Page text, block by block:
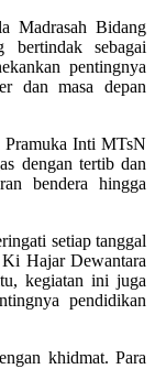
Madrasah Bidang
bertindak sebagai
pentingnya
dan masa depan
Pramuka Inti MTsN
dengan tertib dan
bendera hingga
setiap tanggal
Hajar Dewantara
kegiatan ini juga
pendidikan
khidmat. Para